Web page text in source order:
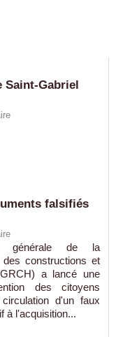
Saint-Gabriel
falsifiés
générale de la
des constructions et
a lancé une
des citoyens
d'un faux
à l'acquisition...